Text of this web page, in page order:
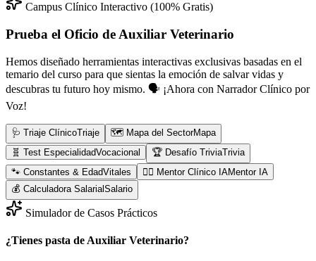
Campus Clínico Interactivo (100% Gratis)
Prueba el Oficio de Auxiliar Veterinario
Hemos diseñado herramientas interactivas exclusivas basadas en el
temario del curso para que sientas la emoción de salvar vidas y
descubras tu futuro hoy mismo. 🗣️ ¡Ahora con Narrador Clínico por
Voz!
🩺 Triaje ClínicoTriaje 🗺️ Mapa del SectorMapa
🧬 Test EspecialidadVocacional 🏆 Desafío TriviaTrivia
🐾 Constantes & EdadVitales 👨‍⚕️ Mentor Clínico IAMentor IA
💰 Calculadora SalarialSalario
Simulador de Casos Prácticos
¿Tienes pasta de Auxiliar Veterinario?